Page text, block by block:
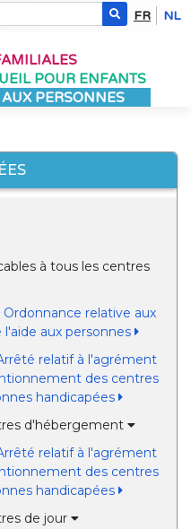
FR NL
POUR ENFANTS
PERSONNES
à tous les centres
relative aux
aux personnes
relatif à l'agrément
des centres
handicapées
d'hébergement
relatif à l'agrément
des centres
handicapées
de jour